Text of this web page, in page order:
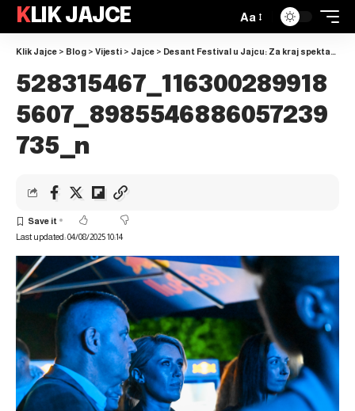
KLIK JAJCE Aa
Klik Jajce > Blog > Vijesti > Jajce > Desant Festival u Jajcu: Za kraj spektakl Željka Joksimovića ispod Plivskog vodopada
528315467_116300289918
5607_8985546886057239
735_n
Last updated: 04/08/2025 10:14